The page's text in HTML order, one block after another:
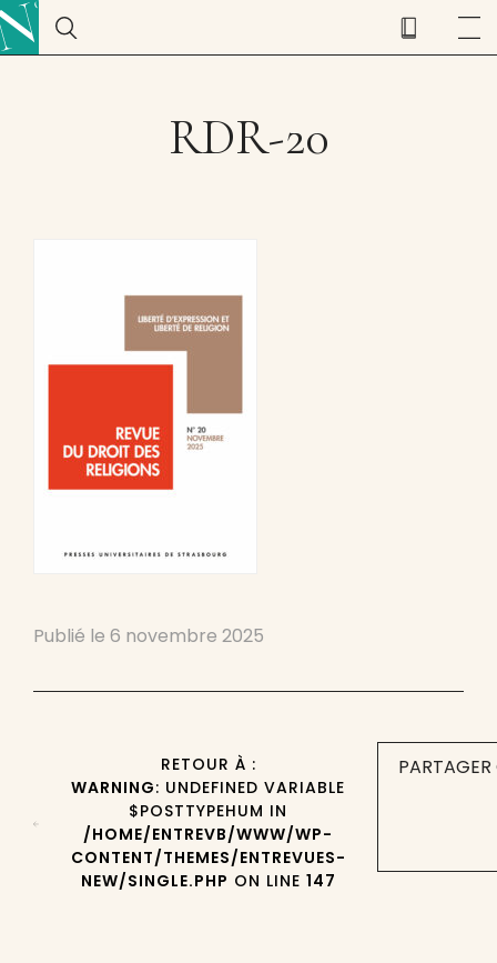
RDR-20
Publié le 6 novembre 2025
RETOUR À :
WARNING: UNDEFINED VARIABLE
$POSTTYPEHUM IN
/HOME/ENTREVB/WWW/WP-
CONTENT/THEMES/ENTREVUES-
NEW/SINGLE.PHP ON LINE 147